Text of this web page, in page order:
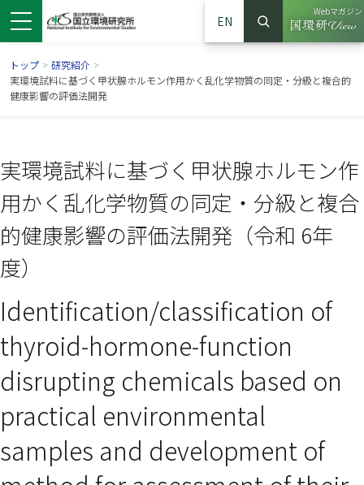
EN
サイト内検索
検索
Webマガジン
（別ウイ
トップ > 研究紹介 >
実環境試料に基づく甲状腺ホルモン作用かく乱化学物質の同定・分級と複合的
健康影響の評価法開発
実環境試料に基づく甲状腺ホルモン作
用かく乱化学物質の同定・分級と複合
的健康影響の評価法開発（令和 6年
度）
Identification/classification of
thyroid-hormone-function
disrupting chemicals based on
practical environmental
samples and development of